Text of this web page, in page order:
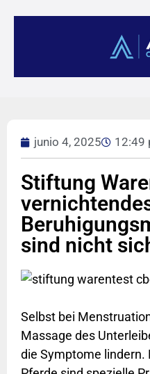
junio 4, 2025 12:49
Stiftung
sind nicht
Selbst bei
Massage des
die Symptome lindern.